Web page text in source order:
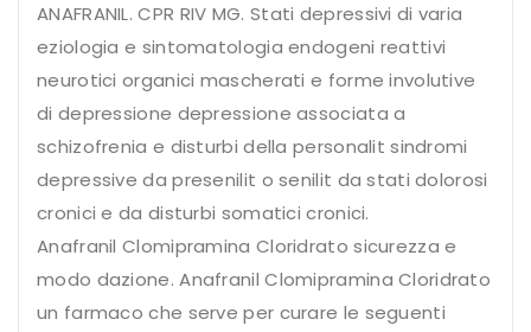
ANAFRANIL. CPR RIV MG. Stati depressivi di varia
eziologia e sintomatologia endogeni reattivi
neurotici organici mascherati e forme involutive
di depressione depressione associata a
schizofrenia e disturbi della personalit sindromi
depressive da presenilit o senilit da stati dolorosi
cronici e da disturbi somatici cronici.
Anafranil Clomipramina Cloridrato sicurezza e
modo dazione. Anafranil Clomipramina Cloridrato
un farmaco che serve per curare le seguenti